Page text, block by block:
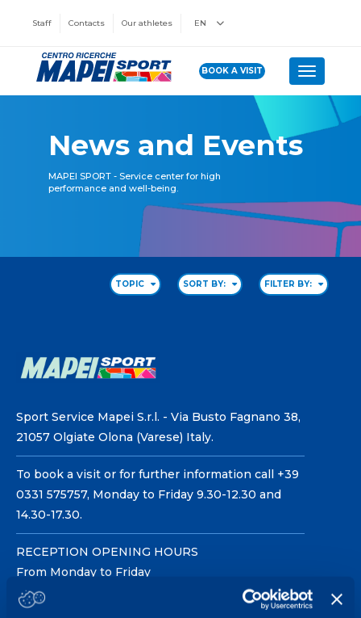
Staff Contacts Our athletes EN
BOOK A VISIT Toggle
News and Events
MAPEI SPORT - Service center for high
performance and well-being.
TOPIC SORT BY: FILTER BY:
Sport Service Mapei S.r.l. - Via Busto Fagnano 38,
21057 Olgiate Olona (Varese) Italy.
To book a visit or for further information call +39
0331 575757, Monday to Friday 9.30-12.30 and
14.30-17.30.
RECEPTION OPENING HOURS
From Monday to Friday
08.30 - 18.30